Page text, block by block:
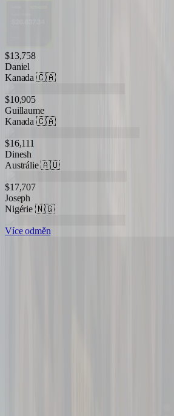
$13,758
Daniel
Kanada 🇨🇦
$10,905
Guillaume
Kanada 🇨🇦
$16,111
Dinesh
Austrálie 🇦🇺
$17,707
Joseph
Nigérie 🇳🇬
Více odměn